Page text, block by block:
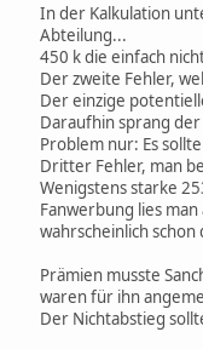
In der Kalkulation
Abteilung...
450 k die einfach
Der zweite Fehler,
Der einzige
Daraufhin sprang
Problem nur: Es
Dritter Fehler, man
Wenigstens starke
Fanwerbung lies
wahrscheinlich schon
Prämien musste
waren für ihn
Der Nichtabstieg